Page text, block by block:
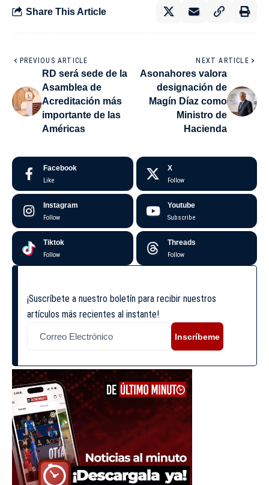
Share This Article
PREVIOUS ARTICLE
RD será sede de la
Asamblea de
Acreditación más
importante de las
Américas
NEXT ARTICLE
Asonahores valora
designación de
Magín Díaz como
Ministro de
Hacienda
Facebook
Like
X
Follow
Instagram
Follow
Youtube
Subscribe
Tiktok
Follow
Threads
Follow
¡Suscríbete a nuestro boletín para recibir nuestros
artículos más recientes al instante!
Inscríbeme